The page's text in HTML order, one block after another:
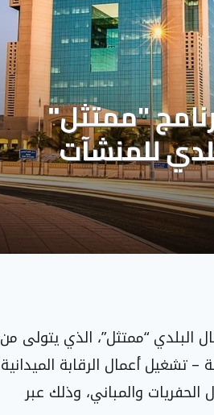
البلدي “ممتثل”، الذي يتولى من
– تشغيل أعمال الرقابة الميدانية
والمباني، وذلك عبر